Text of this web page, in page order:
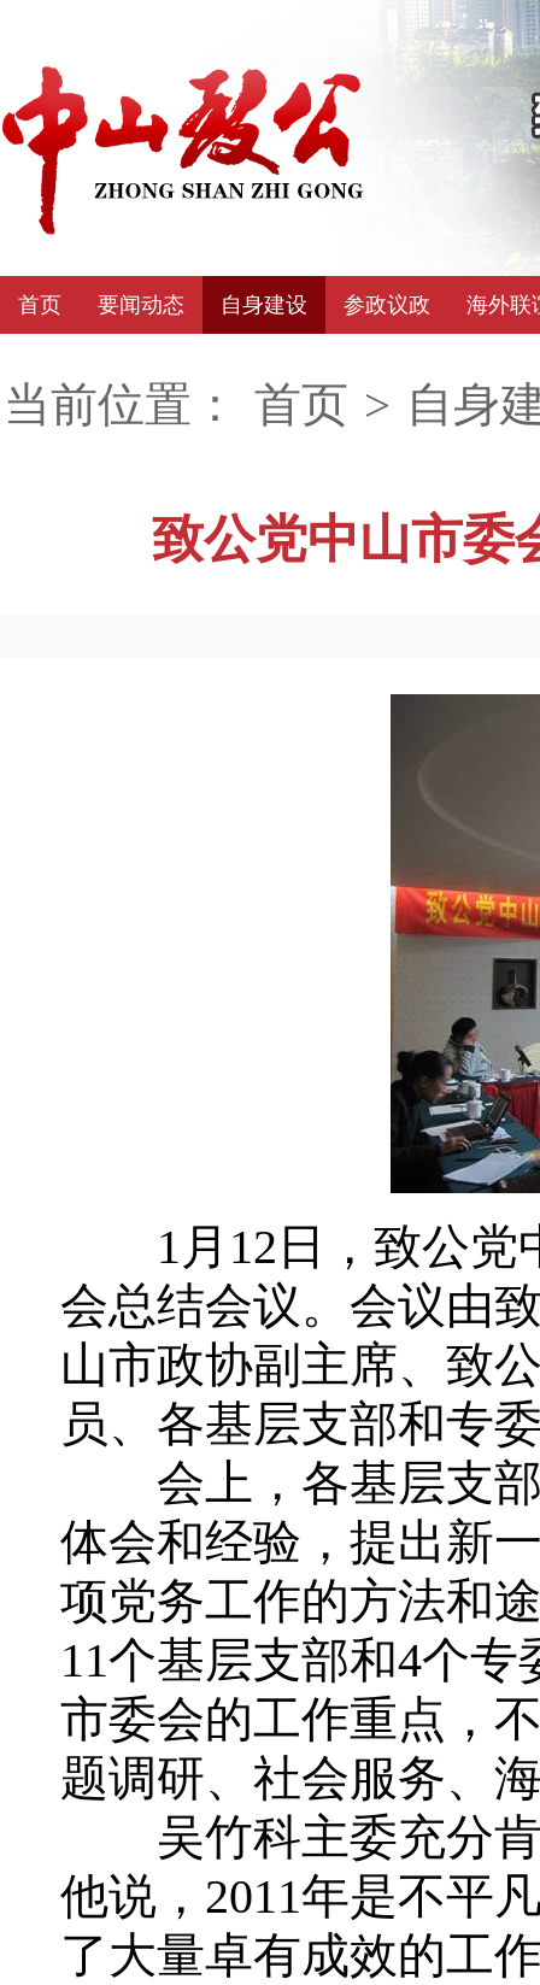
首页 要闻动态 自身建设 参政议政 海外联
当前位置： 首页 > 自身
致公党中山市委
1月12日，致公党
会总结会议。会议由
山市政协副主席、致
员、各基层支部和专
会上，各基层支部
体会和经验，提出新
项党务工作的方法和
11个基层支部和4个
市委会的工作重点，
题调研、社会服务、
吴竹科主委充分肯
他说，2011年是不平
了大量卓有成效的工